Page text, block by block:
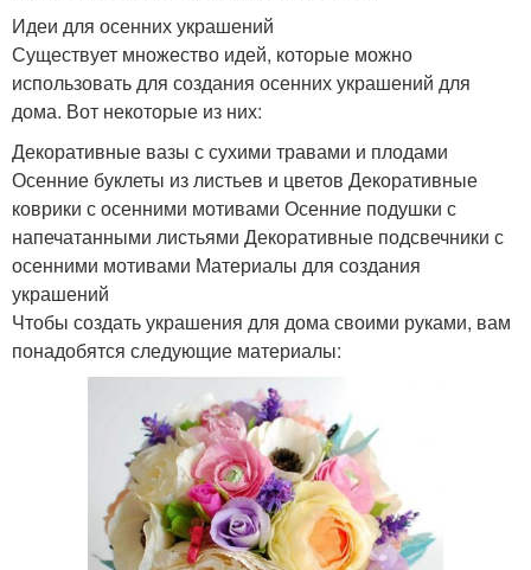
Идеи для осенних украшений
Существует множество идей, которые можно
использовать для создания осенних украшений для
дома. Вот некоторые из них:
Декоративные вазы с сухими травами и плодами
Осенние буклеты из листьев и цветов Декоративные
коврики с осенними мотивами Осенние подушки с
напечатанными листьями Декоративные подсвечники с
осенними мотивами Материалы для создания
украшений
Чтобы создать украшения для дома своими руками, вам
понадобятся следующие материалы: